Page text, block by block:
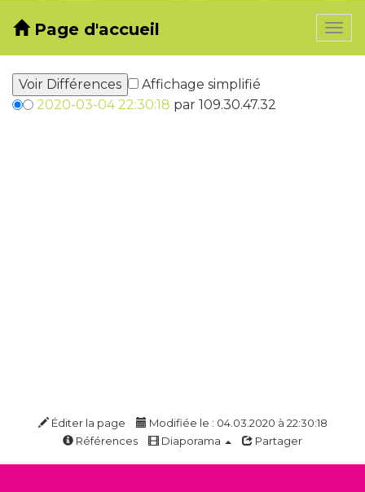
Page d'accueil
Affichage simplifié
2020-03-04 22:30:18 par 109.30.47.32
Éditer la page
Modifiée le : 04.03.2020 à 22:30:18
Références
Diaporama Partager